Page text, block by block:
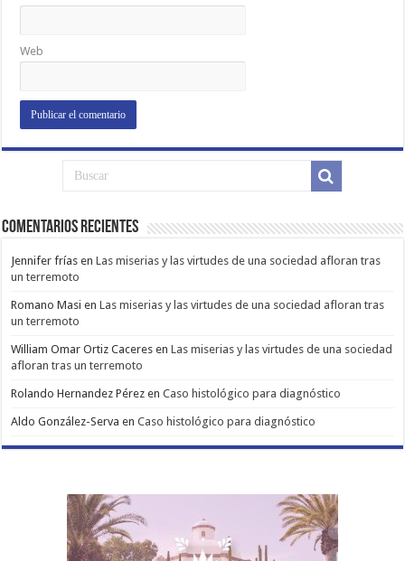
Web
Comentarios Recientes
Jennifer frías enLas miserias y las virtudes de una sociedad afloran tras
un terremoto
Romano Masi enLas miserias y las virtudes de una sociedad afloran tras
un terremoto
William Omar Ortiz Caceres enLas miserias y las virtudes de una sociedad
afloran tras un terremoto
Rolando Hernandez Pérez enCaso histológico para diagnóstico
Aldo González-Serva enCaso histológico para diagnóstico